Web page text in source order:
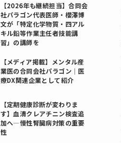
【2026年も継続担当】合同会
社パラゴン代表医師・櫻澤博
文が「特定化学物質・四アル
キル鉛等作業主任者技能講
習」の講師を
【メディア掲載】メンタル産
業医の合同会社パラゴン｜医
療DX関連企業として紹介
【定期健康診断が変わりま
す】血清クレアチニン検査追
加へ―慢性腎臓病対策の重要
性